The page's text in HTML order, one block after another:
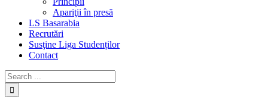
Apariţii în presă
LS Basarabia
Recrutări
Susţine Liga Studenților
Contact